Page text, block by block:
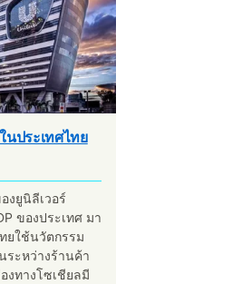
นประเทศไทย
งยูนิลีเวอร์
ของประเทศ มา
ยใช้นวัตกรรม
ระหว่างร้านค้า
งทางโซเชียลมี